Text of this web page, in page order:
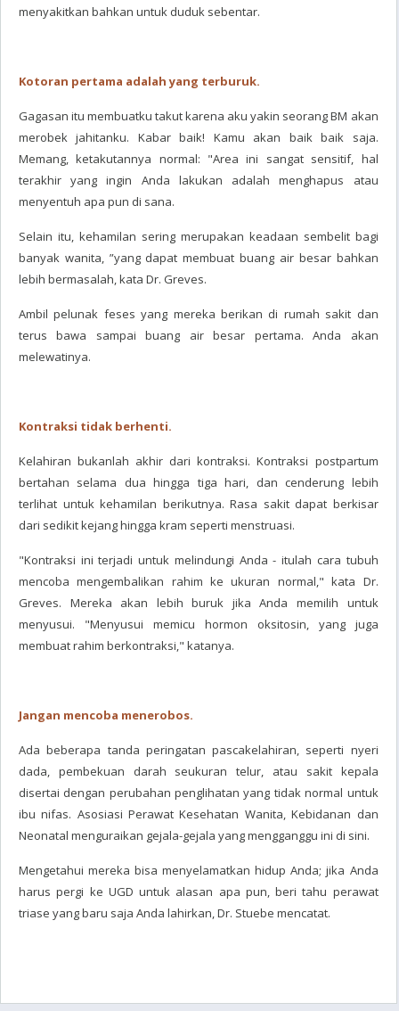
menyakitkan bahkan untuk duduk sebentar.
Kotoran pertama adalah yang terburuk.
Gagasan itu membuatku takut karena aku yakin seorang BM akan
merobek jahitanku. Kabar baik! Kamu akan baik baik saja.
Memang, ketakutannya normal: "Area ini sangat sensitif, hal
terakhir yang ingin Anda lakukan adalah menghapus atau
menyentuh apa pun di sana.
Selain itu, kehamilan sering merupakan keadaan sembelit bagi
banyak wanita, ”yang dapat membuat buang air besar bahkan
lebih bermasalah, kata Dr. Greves.
Ambil pelunak feses yang mereka berikan di rumah sakit dan
terus bawa sampai buang air besar pertama. Anda akan
melewatinya.
Kontraksi tidak berhenti.
Kelahiran bukanlah akhir dari kontraksi. Kontraksi postpartum
bertahan selama dua hingga tiga hari, dan cenderung lebih
terlihat untuk kehamilan berikutnya. Rasa sakit dapat berkisar
dari sedikit kejang hingga kram seperti menstruasi.
"Kontraksi ini terjadi untuk melindungi Anda - itulah cara tubuh
mencoba mengembalikan rahim ke ukuran normal," kata Dr.
Greves. Mereka akan lebih buruk jika Anda memilih untuk
menyusui. "Menyusui memicu hormon oksitosin, yang juga
membuat rahim berkontraksi," katanya.
Jangan mencoba menerobos.
Ada beberapa tanda peringatan pascakelahiran, seperti nyeri
dada, pembekuan darah seukuran telur, atau sakit kepala
disertai dengan perubahan penglihatan yang tidak normal untuk
ibu nifas. Asosiasi Perawat Kesehatan Wanita, Kebidanan dan
Neonatal menguraikan gejala-gejala yang mengganggu ini di sini.
Mengetahui mereka bisa menyelamatkan hidup Anda; jika Anda
harus pergi ke UGD untuk alasan apa pun, beri tahu perawat
triase yang baru saja Anda lahirkan, Dr. Stuebe mencatat.